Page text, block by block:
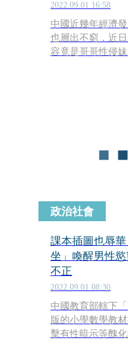
2022.09.01 16:58
中國近幾年經濟
也層出不窮，近
容竟是哥哥性侵
政治社會
課本插圖也辱
坐」喚醒男性
不正
2022.09.01 08:30
中國教育部轄下
版的小學數學教
擊有性暗示等醜